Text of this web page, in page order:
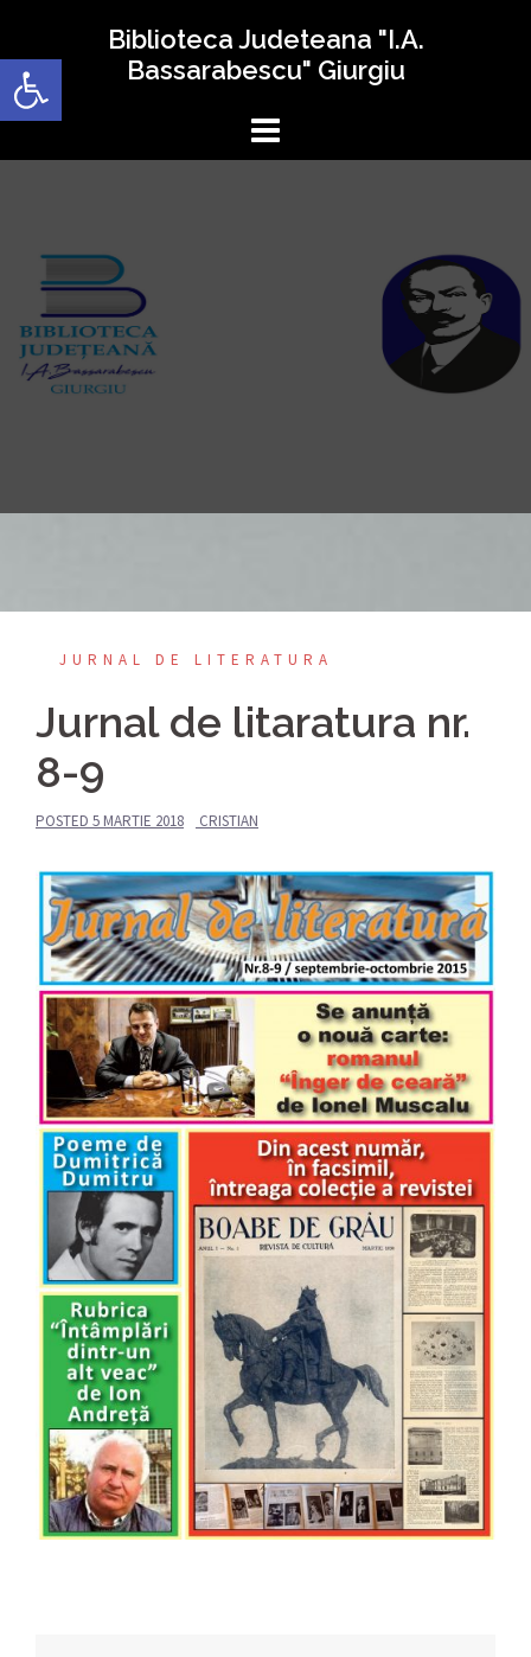
Deschide bara de unelte
conținut
Biblioteca Judeteana "I.A.
Bassarabescu" Giurgiu
JURNAL DE LITERATURA
Jurnal de litaratura nr.
8-9
POSTED 5 MARTIE 2018 CRISTIAN